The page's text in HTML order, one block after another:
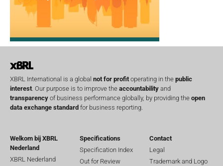
XBRL International is a global not for profit operating in the public
interest . Our purpose is to improve the accountability and
transparency of business performance globally, by providing the open
data exchange standard for business reporting.
Welkom bij XBRL
Nederland
XBRL Nederland
Specifications
Specification Index
Out for Review
Contact
Legal
Trademark and Logo